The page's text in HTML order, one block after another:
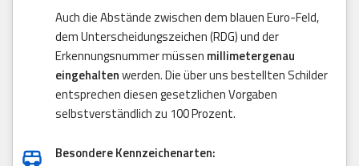
Auch die Abstände zwischen dem blauen Euro-Feld,
dem Unterscheidungszeichen (RDG) und der
Erkennungsnummer müssen millimetergenau
eingehaltenwerden. Die über uns bestellten Schilder
entsprechen diesen gesetzlichen Vorgaben
selbstverständlich zu 100 Prozent.
Besondere Kennzeichenarten: